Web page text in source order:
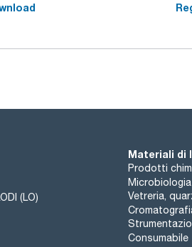
(LO)
Materiali di
Prodotti
Microbiologia
Vetreria,
Consumabile